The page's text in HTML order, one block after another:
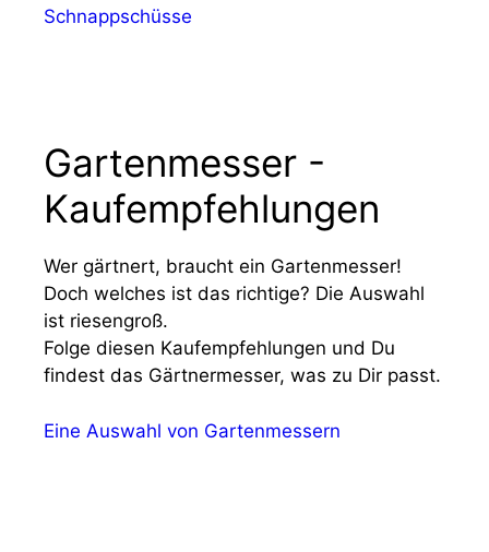
Schnappschüsse
Gartenmesser -
Kaufempfehlungen
Wer gärtnert, braucht ein Gartenmesser!
Doch welches ist das richtige? Die Auswahl
ist riesengroß.
Folge diesen Kaufempfehlungen und Du
findest das Gärtnermesser, was zu Dir passt.
Eine Auswahl von Gartenmessern